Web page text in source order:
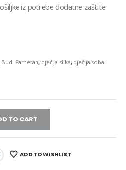
iz potrebe dodatne zaštite
Budi Pametan, dječija slika, dječija soba
TO CART
ADD TO WISHLIST